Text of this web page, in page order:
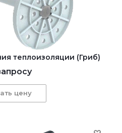
теплоизоляции (Гриб)
цену